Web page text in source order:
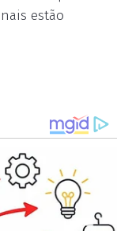
estão